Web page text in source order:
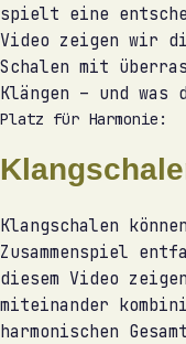
spielt eine
Video zeigen wir
Schalen mit
Klängen – und
Platz für Harmonie:
Klangschalen
Zusammenspiel
diesem Video
miteinander
harmonischen